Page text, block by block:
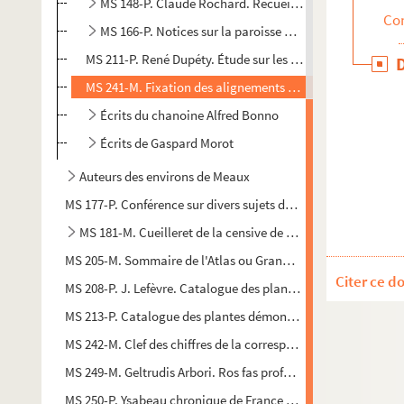
MS 166-P. Notices sur la paroisse de Voulton et sur
MS 211-P. René Dupéty. Étude sur les ponts de La Ferté-
MS 241-M. Fixation des alignements des routes n° 3 de
Écrits du chanoine Alfred Bonno
Écrits de Gaspard Morot
Auteurs des environs de Meaux
MS 177-P. Conférence sur divers sujets de morale
MS 181-M. Cueilleret de la censive de Reims pour l'année
MS 205-M. Sommaire de l'Atlas ou Grand recueil de cartes
MS 208-P. J. Lefèvre. Catalogue des plantes envoyées au 1er
MS 213-P. Catalogue des plantes démontrées au Jardin du Roi
MS 242-M. Clef des chiffres de la correspondance de Jacques-
MS 249-M. Geltrudis Arbori. Ros fas professio y prometo
MS 250-P. Ysabeau chronique de France en 4 actes de Paul
Citer ce